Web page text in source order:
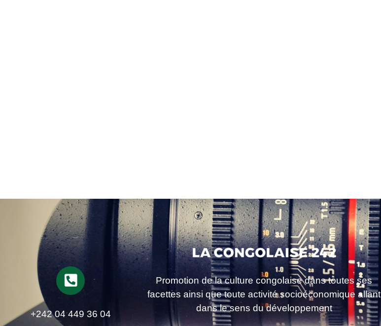
+242 04 449 36 04
Promotion de la culture congolaise dans toutes ses
facettes ainsi que toute activité socioéconomique allant
dans le sens du développement